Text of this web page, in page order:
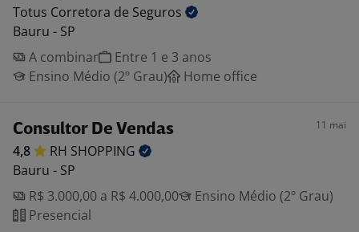
Totus Corretora de Seguros
Bauru - SP
A combinar
Entre 1 e 3 anos
Ensino Médio (2º Grau)
Home office
Consultor De Vendas 11 mai
4,8 RH SHOPPING
Bauru - SP
R$ 3.000,00 a R$ 4.000,00
Ensino Médio (2º Grau)
Presencial